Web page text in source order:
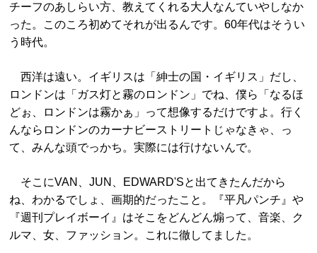
チーフのあしらい方、教えてくれる大人なんていやしなか
った。このころ初めてそれが出るんです。60年代はそうい
う時代。
西洋は遠い。イギリスは「紳士の国・イギリス」だし、
ロンドンは「ガス灯と霧のロンドン」でね、僕ら「なるほ
どぉ、ロンドンは霧かぁ」って想像するだけですよ。行く
んならロンドンのカーナビーストリートじゃなきゃ、っ
て、みんな頭でっかち。実際には行けないんで。
そこにVAN、JUN、EDWARD'Sと出てきたんだから
ね、わかるでしょ、画期的だったこと。『平凡パンチ』や
『週刊プレイボーイ』はそこをどんどん煽って、音楽、ク
ルマ、女、ファッション。これに徹してました。